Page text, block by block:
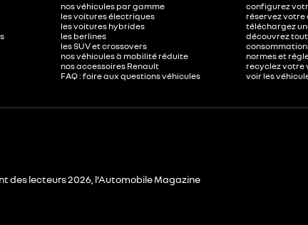
nos véhicules par gamme
les voitures électriques
les voitures hybrides
les berlines
les SUV et crossovers
nos véhicules à mobilité réduite
nos accessoires Renault​
FAQ : foire aux questions véhicules
configurez
réservez votre
téléchargez
découvrez
normes et
recyclez votre
voir les
des lecteurs 2026, l’Automobile Magazine